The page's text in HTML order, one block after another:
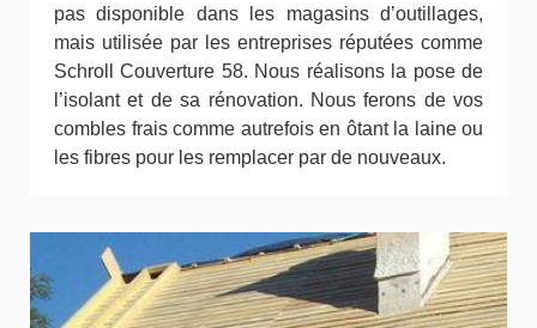
pas disponible dans les magasins d’outillages,
mais utilisée par les entreprises réputées comme
Schroll Couverture 58. Nous réalisons la pose de
l’isolant et de sa rénovation. Nous ferons de vos
combles frais comme autrefois en ôtant la laine ou
les fibres pour les remplacer par de nouveaux.